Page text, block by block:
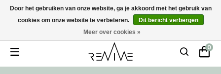
Duurzaam, eco-vriendelijk en ethisch gemaakte producten
0
Door het gebruiken van onze website, ga je akkoord met het gebruik van
cookies om onze website te verbeteren.
Dit bericht verbergen
Meer over cookies »